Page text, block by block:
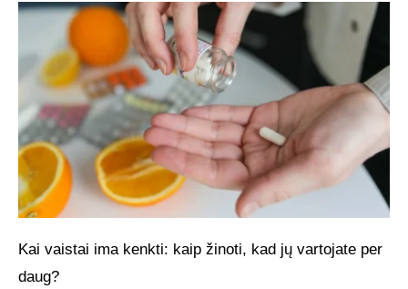
Kai vaistai ima kenkti: kaip žinoti, kad jų vartojate per
daug?